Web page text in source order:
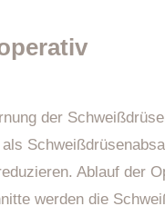
der
Ablauf der
werden die